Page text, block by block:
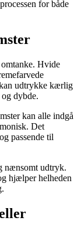
for både
Hvide
udtrykke kærlig
dybde.
kan alle indgå
Det
passende til
nænsomt udtryk.
hjælper helheden